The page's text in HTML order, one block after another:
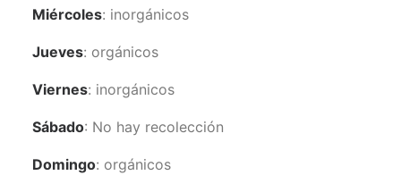
Miércoles: inorgánicos
Jueves: orgánicos
Viernes: inorgánicos
Sábado: No hay recolección
Domingo: orgánicos